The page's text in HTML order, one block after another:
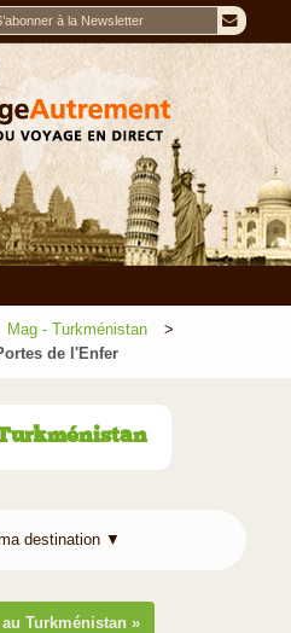
Mag - Turkménistan
de l'Enfer
au Turkménistan »